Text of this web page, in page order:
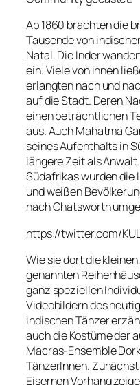
Ab 1860 brachten die
Tausende von
Natal. Die Inder
ein. Viele von ihnen
erlangten nach und
auf die Stadt. Deren
einen beträchtlichen
aus. Auch Mahatma
seines Aufenthalts in
längere Zeit als
Südafrikas wurden die
und weißen
nach Chatsworth
https://twitter.com/
Wie sie dort die
genannten
ganz speziellen
Videobildern des
indischen Tänzer
auch die Kostüme der
Macras-Ensemble
TänzerInnen.
Eisernen Vorhang